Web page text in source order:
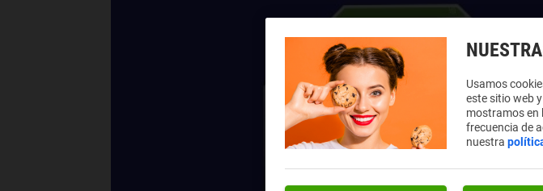
Usamos
este sitio web
mostramos en
frecuencia de
nuestra